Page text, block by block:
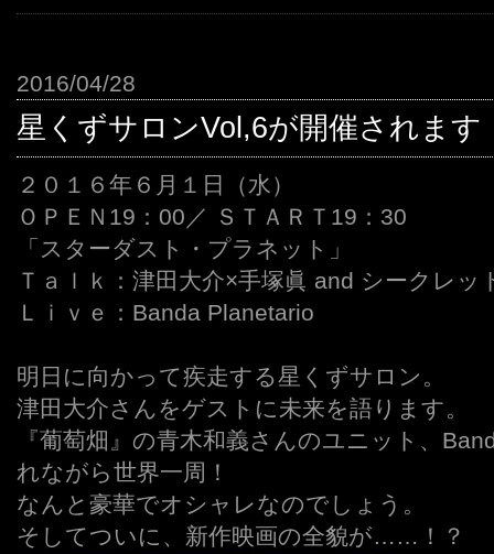
2016/04/28
星くずサロンVol,6が開催されます
２０１６年６月１日（水）
ＯＰＥＮ19：00／ ＳＴＡＲＴ19：30
「スターダスト・プラネット」
Ｔａｌｋ：津田大介×手塚眞 and シークレッ
Ｌｉｖｅ：Banda Planetario
明日に向かって疾走する星くずサロン。
津田大介さんをゲストに未来を語ります。
『葡萄畑』の青木和義さんのユニット、
れながら世界一周！
なんと豪華でオシャレなのでしょう。
そしてついに、新作映画の全貌が……！？